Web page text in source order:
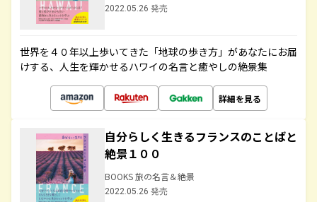
2022.05.26 発売
世界を４０年以上歩いてきた「地球の歩き方」があなたにお届
けする、人生を輝かせるハワイの名言と癒やしの絶景集
詳細を見る
自分らしく生きるフランスのことばと
絶景１００
BOOKS 旅の名言＆絶景
2022.05.26 発売